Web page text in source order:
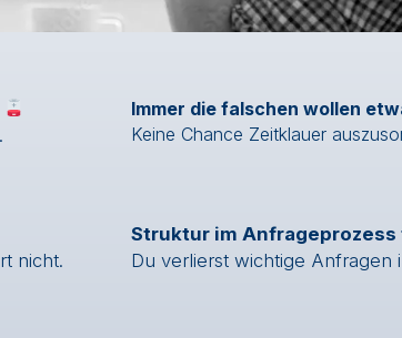
Immer die falschen wollen
Keine Chance Zeitklauer
nicht.
Struktur im
Du verlierst wichtige Anfragen